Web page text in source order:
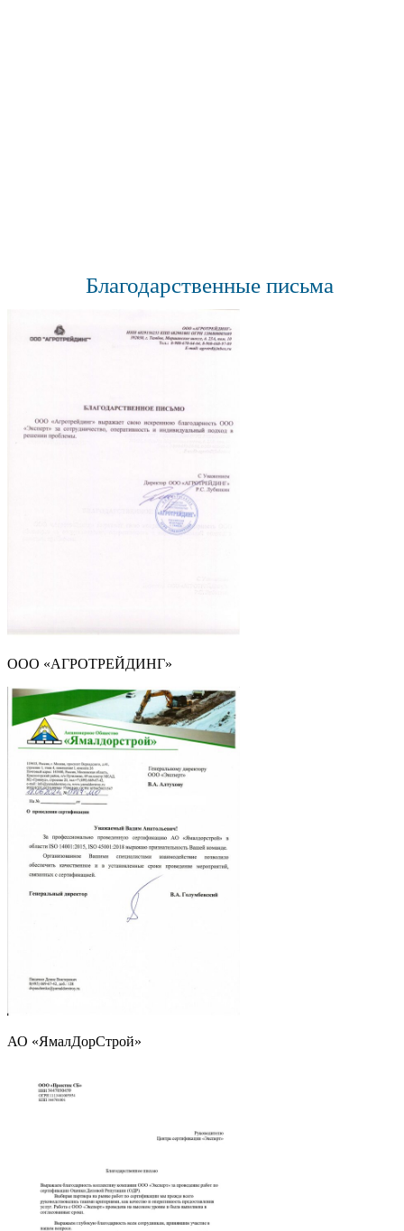
Благодарственные письма
ООО «АГРОТРЕЙДИНГ»
АО «ЯмалДорСтрой»